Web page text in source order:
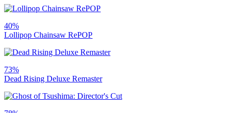
40%
Lollipop Chainsaw RePOP
73%
Dead Rising Deluxe Remaster